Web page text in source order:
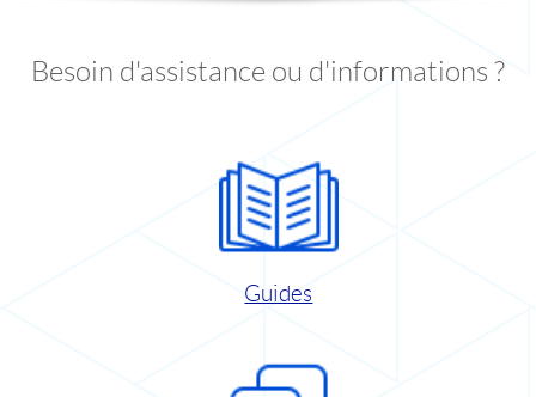
Besoin d'assistance ou d'informations ?
Guides